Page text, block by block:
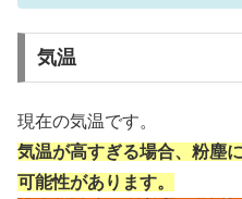
気温
現在の気温です。
気温が高すぎる場合、粉塵
可能性があります。